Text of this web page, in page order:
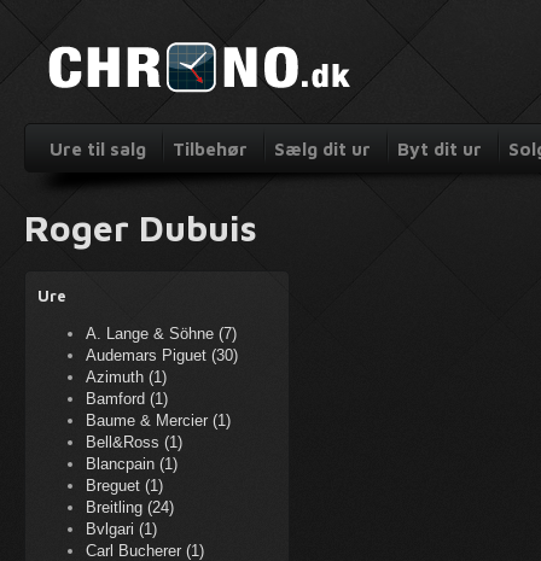
Ure til salg Tilbehør Sælg dit ur Byt dit ur
Roger Dubuis
Ure
A. Lange & Söhne (7)
Audemars Piguet (30)
Azimuth (1)
Bamford (1)
Baume & Mercier (1)
Bell&Ross (1)
Blancpain (1)
Breguet (1)
Breitling (24)
Bvlgari (1)
Carl Bucherer (1)